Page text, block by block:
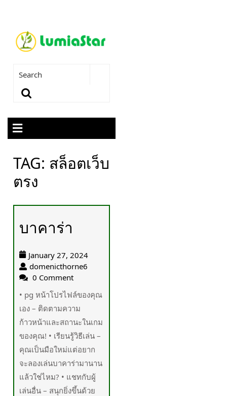
TAG: สล็อตเว็บ
ตรง
บาคาร่า
January 27, 2024
domenicthorne6
0 Comment
• pg หน้าโปรไฟล์ของคุณ
เอง – ติดตามความ
ก้าวหน้าและสถานะในเกม
ของคุณ! • เรียนรู้วิธีเล่น –
คุณเป็นมือใหม่แต่อยาก
จะลองเล่นบาคาร่ามานาน
แล้วใช่ไหม? • แชทกับผู้
เล่นอื่น – สนุกยิ่งขึ้นด้วย